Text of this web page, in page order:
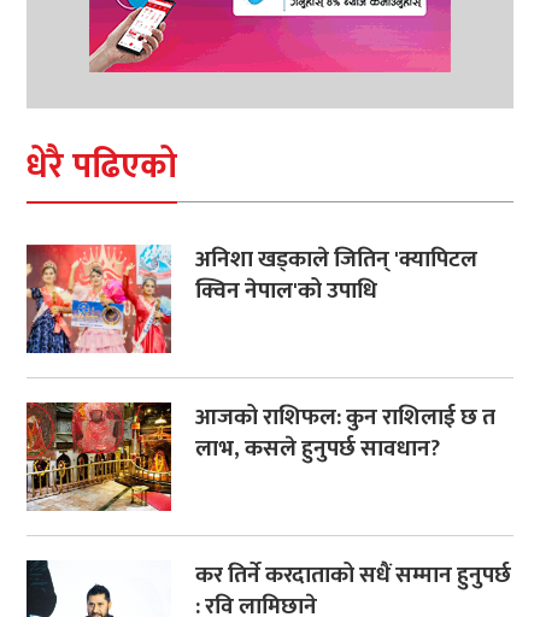
धेरै पढिएको
अनिशा खड्काले जितिन् 'क्यापिटल
क्विन नेपाल'को उपाधि
आजको राशिफल: कुन राशिलाई छ त
लाभ, कसले हुनुपर्छ सावधान?
कर तिर्ने करदाताको सधैं सम्मान हुनुपर्छ
: रवि लामिछाने